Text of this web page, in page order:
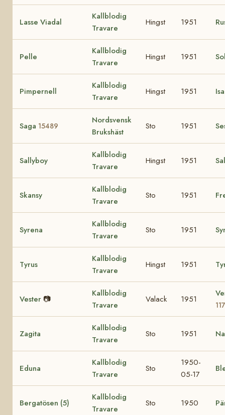
Lasse Viadal
Kallblodig
Travare
Hingst 1951
Pelle
Kallblodig
Travare
Hingst 1951
Pimpernell
Kallblodig
Travare
Hingst 1951
Saga 15489
Nordsvensk
Brukshäst
Sto 1951
Sallyboy
Kallblodig
Travare
Hingst 1951
Skansy
Kallblodig
Travare
Sto 1951
Syrena
Kallblodig
Travare
Sto 1951
Tyrus
Kallblodig
Travare
Hingst 1951
Vester 📷
Kallblodig
Travare
Valack 1951
Zagita
Kallblodig
Travare
Sto 1951
Eduna
Kallblodig
Travare
Sto
1950-
05-17
Bergatösen (5)
Kallblodig
Travare
Sto 1950